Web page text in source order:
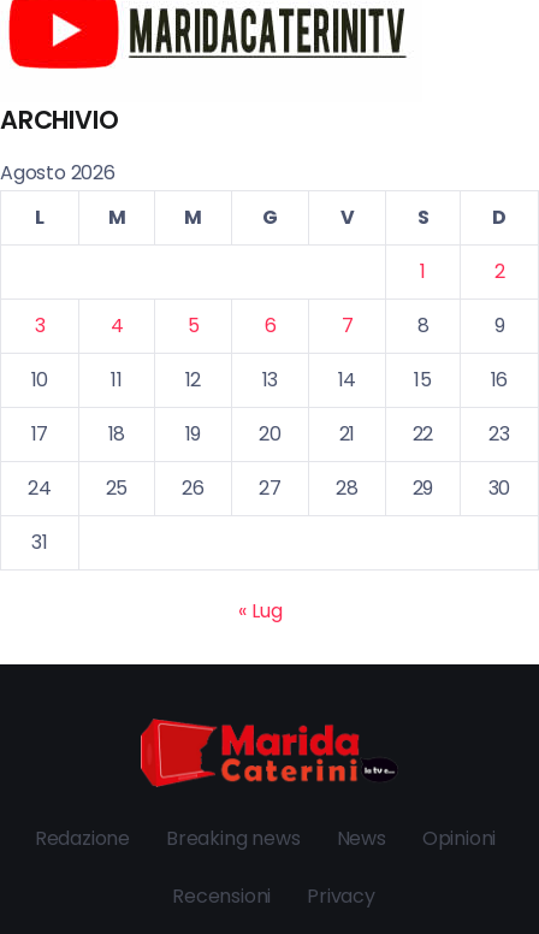
ARCHIVIO
Agosto 2026
L
M M G V S
D
1
2
3
4 5 6 7 8
9
10
11 12 13 14 15
16
17
18 19 20 21 22
23
24
25 26 27 28 29
30
31
« Lug
Redazione Breaking news News Opinioni
Recensioni Privacy